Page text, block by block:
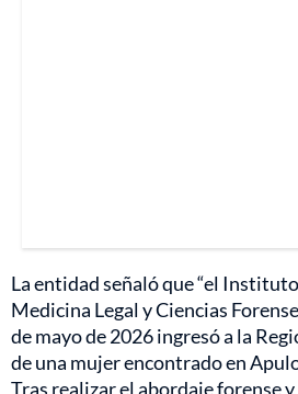
La entidad señaló que “el
Medicina Legal y Ciencias
de mayo de 2026 ingresó a la
de una mujer encontrado en
Tras realizar el abordaje forense